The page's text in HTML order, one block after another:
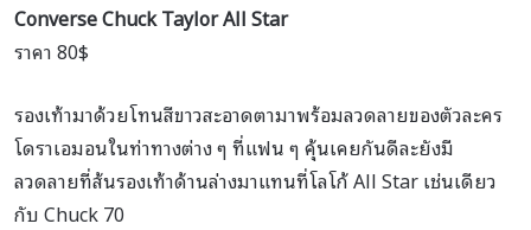
Converse Chuck Taylor All Star
ราคา 80$
รองเท้ามาด้วยโทนสีขาวสะอาดตามาพร้อมลวดลายของตัวละคร
โดราเอมอนในท่าทางต่าง ๆ ที่แฟน ๆ คุ้นเคยกันดีละยังมี
ลวดลายที่ส้นรองเท้าด้านล่างมาแทนที่โลโก้ All Star เช่นเดียว
กับ Chuck 70